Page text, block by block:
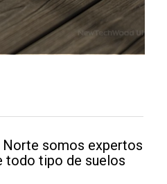
Norte somos expertos
todo tipo de suelos